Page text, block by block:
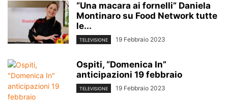
“Una macara ai fornelli” Daniela
Montinaro su Food Network tutte
le...
TELEVISIONE 19 Febbraio 2023
Ospiti, “Domenica In”
anticipazioni 19 febbraio
TELEVISIONE 19 Febbraio 2023